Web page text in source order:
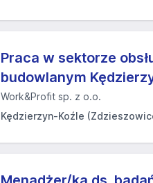
Praca w sektorze
budowlanym
Work&Profit sp. z o.o.
Kędzierzyn-Koźle